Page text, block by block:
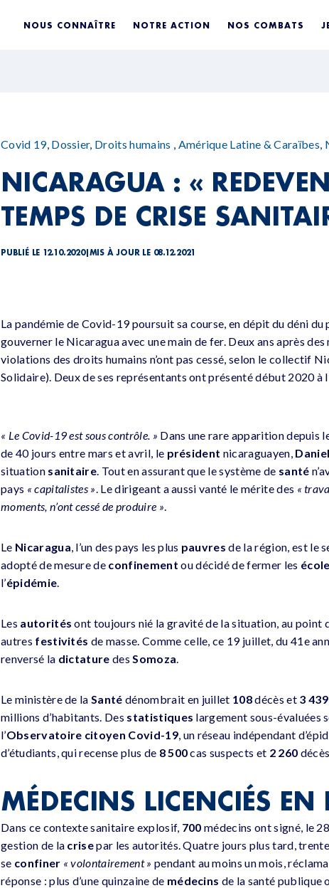
NOUS CONNAÎTRE NOTRE ACTION NOS COMBATS
Covid 19, Dossier, Droits humains , Amérique Latine & Caraïbes,
NICARAGUA : «
TEMPS DE CRISE
PUBLIÉ LE 12.10.2020| MIS À JOUR LE 08.12.2021
La pandémie de Covid-19 poursuit sa course, en dépit du déni
gouverner le Nicaragua avec une main de fer. Deux ans après
violations des droits humains n’ont pas cessé, selon le collectif
Solidaire). Deux de ses représentants ont présenté début 2020 à
« Le Covid-19 est sous contrôle. » Dans une rare apparition depuis
de 40 jours entre mars et avril, le président nicaraguayen,
situation sanitaire. Tout en assurant que le système de santé
pays « capitalistes ». Le dirigeant a aussi vanté le mérite des «
moments, n’ont cessé de produire ».
Le Nicaragua, l’un des pays les plus pauvres de la région, est le
adopté de mesure de confinement ou décidé de fermer les
l’épidémie.
Les autorités ont toujours nié la gravité de la situation, au point
autres festivités de masse. Comme celle, ce 19 juillet, du 41e
renversé la dictature desSomoza.
Le ministère de laSanté dénombrait en juillet 108décès et 3 439
millions d’habitants. Des statistiques largement sous-évaluées
l’Observatoire citoyen Covid-19, un réseau indépendant
d’étudiants, qui recense plus de 8 500cas suspects et 2 260
MÉDECINS LICENCIÉS
Dans ce contexte sanitaire explosif, 700 médecins ont signé, le
gestion de la crisepar les autorités. Quatre jours plus tard,
se confiner « volontairement » pendant au moins un mois,
réponse : plus d’une quinzaine de médecins de la santé publique